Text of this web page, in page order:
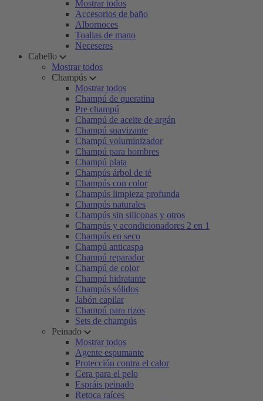
Mostrar todos
Accesorios de baño
Albornoces
Toallas de mano
Neceseres
Cabello
Mostrar todos
Champús
Mostrar todos
Champú de queratina
Pre champú
Champú de aceite de argán
Champú suavizante
Champú voluminizador
Champú para hombres
Champú plata
Champús árbol de té
Champús con color
Champús limpieza profunda
Champús naturales
Champús sin siliconas y otros
Champús y acondicionadores 2 en 1
Champús en seco
Champú anticaspa
Champú reparador
Champú de color
Champú hidratante
Champús sólidos
Jabón capilar
Champú para rizos
Sets de champús
Peinado
Mostrar todos
Agente espumante
Protección contra el calor
Cera para el pelo
Espráis peinado
Retoca raíces